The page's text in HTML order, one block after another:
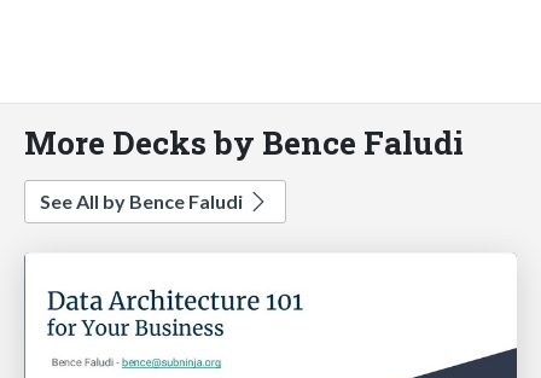
More Decks by Bence Faludi
See All by Bence Faludi